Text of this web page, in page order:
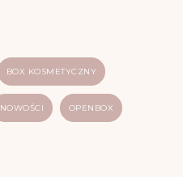
BOX KOSMETYCZNY
NOWOŚCI OPENBOX